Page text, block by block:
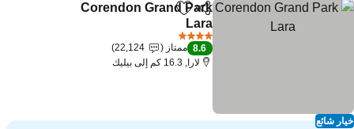
شائع
مشاركةAdd to favorites
Corendon Grand Park
Lara
مشاهدة الأسعار
8.6 ممتاز
22,124
لارا, 16.3 كم إلى بيليك